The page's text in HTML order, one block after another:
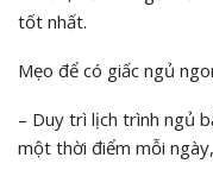
tốt nhất.
Mẹo để có giấc ngủ
– Duy trì lịch trình ngủ
một thời điểm mỗi